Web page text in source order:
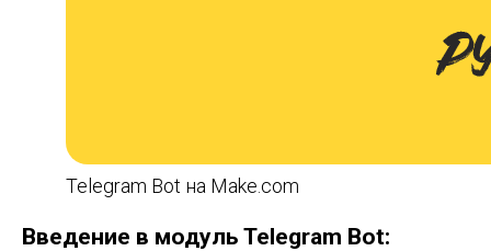
Telegram Bot на Make.com
Введение в модуль Telegram Bot: